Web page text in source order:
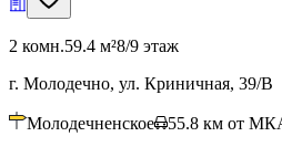
2 комн.59.4 м²8/9 этаж
г. Молодечно, ул. Криничная, 39/В
Молодечненское 55.8 км от